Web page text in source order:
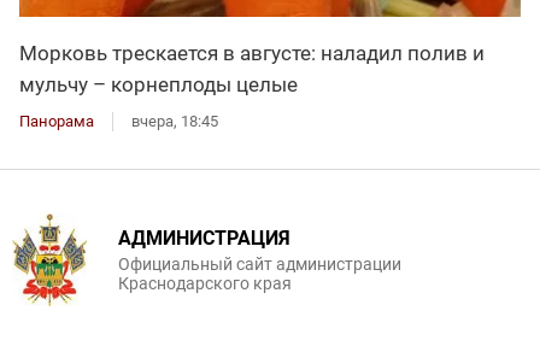
Морковь трескается в августе: наладил полив и
мульчу – корнеплоды целые
Панорама вчера, 18:45
АДМИНИСТРАЦИЯ
Официальный сайт администрации
Краснодарского края